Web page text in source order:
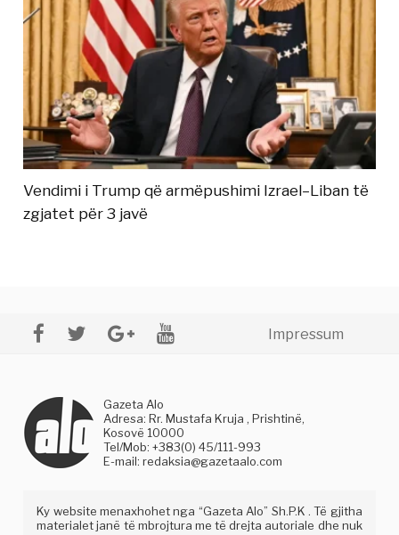
Vendimi i Trump që armëpushimi Izrael–Liban të
zgjatet për 3 javë
Impressum
Gazeta Alo
Adresa: Rr. Mustafa Kruja , Prishtinë,
Kosovë 10000
Tel/Mob: +383(0) 45/111-993
E-mail:redaksia@gazetaalo.com
Ky website menaxhohet nga “Gazeta Alo” Sh.P.K . Të gjitha
materialet janë të mbrojtura me të drejta autoriale dhe nuk